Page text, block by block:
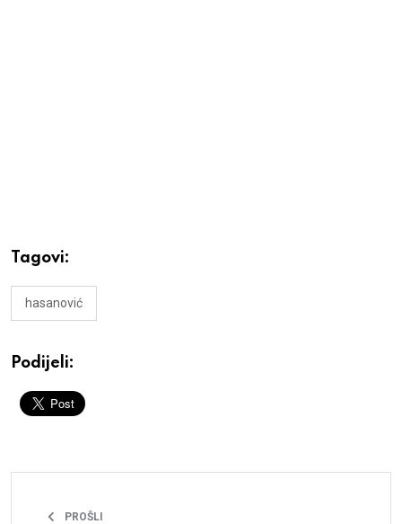
Tagovi:
hasanović
Podijeli:
PROŠLI